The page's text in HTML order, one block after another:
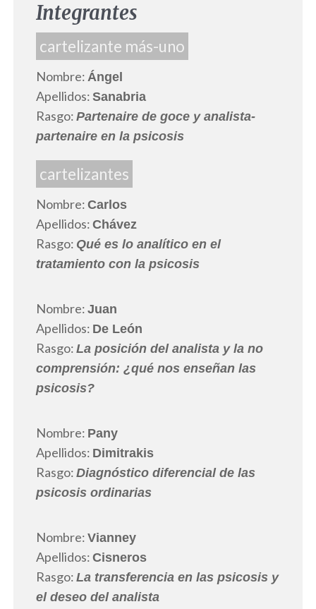
Integrantes
cartelizante más-uno
Nombre: Ángel
Apellidos: Sanabria
Rasgo: Partenaire de goce y analista-
partenaire en la psicosis
cartelizantes
Nombre: Carlos
Apellidos: Chávez
Rasgo: Qué es lo analítico en el
tratamiento con la psicosis
Nombre: Juan
Apellidos: De León
Rasgo: La posición del analista y la no
comprensión: ¿qué nos enseñan las
psicosis?
Nombre: Pany
Apellidos: Dimitrakis
Rasgo: Diagnóstico diferencial de las
psicosis ordinarias
Nombre: Vianney
Apellidos: Cisneros
Rasgo: La transferencia en las psicosis y
el deseo del analista